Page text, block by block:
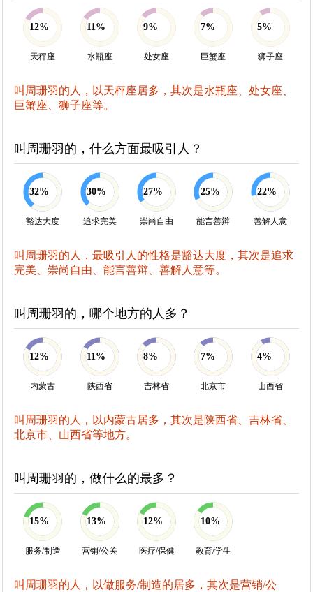
12%
天秤座
11%
水瓶座
9%
处女座
7%
巨蟹座
5%
狮子座
叫周珊羽的人，以天秤座居多，其次是水瓶座、处女座、
巨蟹座、狮子座等。
叫周珊羽的，什么方面最吸引人？
32%
豁达大度
30%
追求完美
27%
崇尚自由
25%
能言善辩
22%
善解人意
叫周珊羽的人，最吸引人的性格是豁达大度，其次是追求
完美、崇尚自由、能言善辩、善解人意等。
叫周珊羽的，哪个地方的人多？
12%
内蒙古
11%
陕西省
8%
吉林省
7%
北京市
4%
山西省
叫周珊羽的人，以内蒙古居多，其次是陕西省、吉林省、
北京市、山西省等地方。
叫周珊羽的，做什么的最多？
15%
服务/制造
13%
营销/公关
12%
医疗/保健
10%
教育/学生
叫周珊羽的人，以做服务/制造的居多，其次是营销/公